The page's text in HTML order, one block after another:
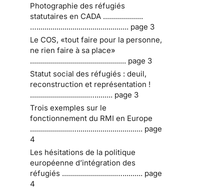
Photographie des réfugiés
statutaires en CADA ....................
….............................................. page 3
Le COS, «tout faire pour la personne,
ne rien faire à sa place»
................................................ page 3
Statut social des réfugiés : deuil,
reconstruction et représentation !
.............................…......... page 3
Trois exemples sur le
fonctionnement du RMI en Europe
....................…................................. page
4
Les hésitations de la politique
européenne d’intégration des
réfugiés ...........................….......... page
4